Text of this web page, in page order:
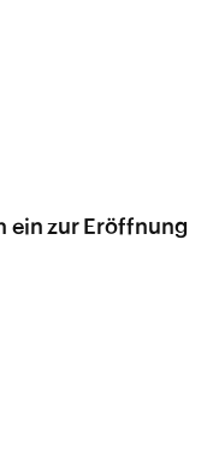
ein zur Eröffnung